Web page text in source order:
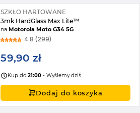
SZKŁO HARTOWANE
3mk HardGlass Max Lite™
naMotorola Moto G34 5G
4.8 (299)
59,90 zł
Kup do21:00 - Wyślemy dziś
Dodaj do koszyka